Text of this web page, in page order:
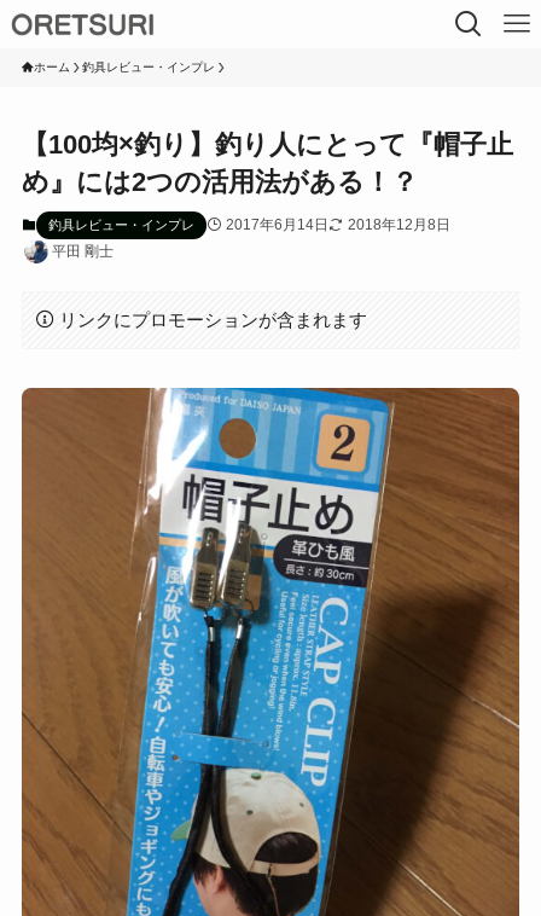
ホーム 釣具レビュー・インプレ
【100均×釣り】釣り人にとって『帽子止
め』には2つの活用法がある！？
釣具レビュー・インプレ 2017年6月14日
2018年12月8日
平田 剛士
リンクにプロモーションが含まれます